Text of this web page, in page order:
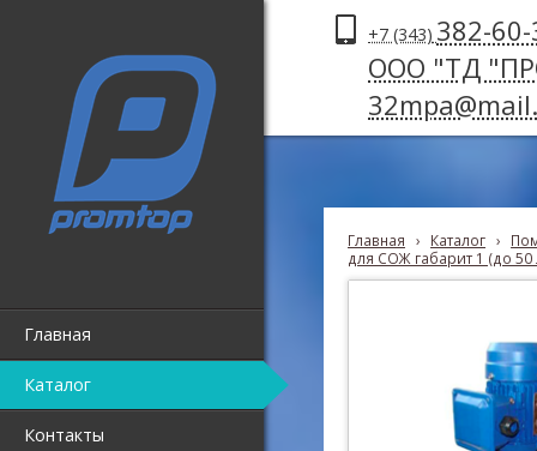
Главная
Каталог
Контакты
+7 (343) 382-
ООО "ТД
Главная › Каталог ›
для СОЖ габарит 1 (до